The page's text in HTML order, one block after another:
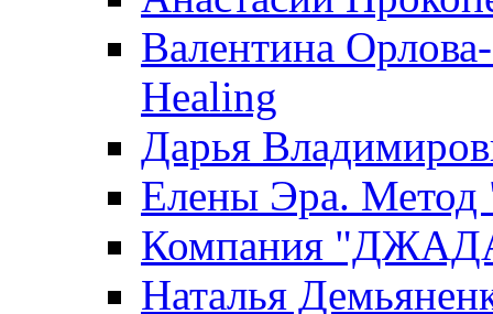
Валентина
Healing
Дарья
Елены Эра.
Компания
Наталья